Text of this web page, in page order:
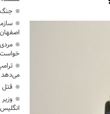
جنگ
خواست
می‌دهد
قتل